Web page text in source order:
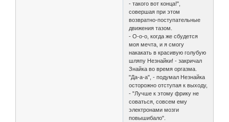
- такого вот конца!",
совершая при этом
возвратно-поступательные
движения тазом.
- О-о-о, когда же сбудется
моя мечта, и я смогу
накакать в красивую голубую
шляпу Незнайки! - закричал
Знайка во время оргазма.
"Да-а-а", - подумал Незнайка
осторожно отступая к выходу,
- "Лучше к этому фрику не
соваться, совсем ему
электронами мозги
повышибало".